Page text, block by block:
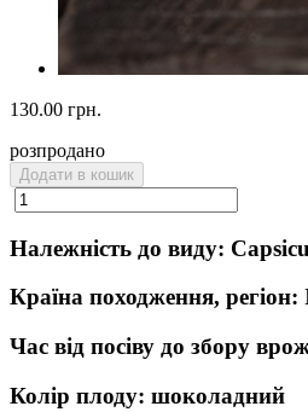
130.00 грн.
розпродано
Додати в кошик
Належність до виду:
Країна походження, регіон:
Час від посіву до збору
Колір плоду: шоколадний